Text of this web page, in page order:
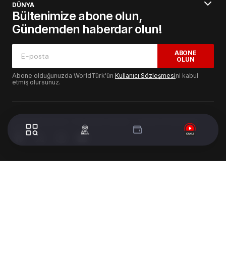
DÜNYA
Bültenimize abone olun,
Gündemden haberdar olun!
ABONE
OLUN
Abone olduğunuzda WorldTürk'ün Kullanıcı Sözleşmesini kabul
etmiş olursunuz.
© 2024 WorldTurk. Tüm Hakları Saklıdır. - Tasarım & Geliştirme :
Volion's